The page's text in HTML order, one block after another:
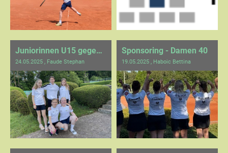
Juniorinnen U15 gegen Neubulach
24.05.2025 , Faude Stephan
Sponsoring - Damen 40
19.05.2025 , Haboic Bettina